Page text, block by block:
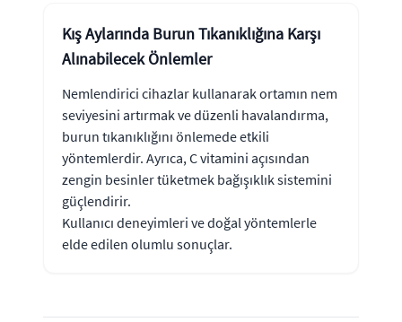
Kış Aylarında Burun Tıkanıklığına Karşı
Alınabilecek Önlemler
Nemlendirici cihazlar kullanarak ortamın nem
seviyesini artırmak ve düzenli havalandırma,
burun tıkanıklığını önlemede etkili
yöntemlerdir. Ayrıca, C vitamini açısından
zengin besinler tüketmek bağışıklık sistemini
güçlendirir.
Kullanıcı deneyimleri ve doğal yöntemlerle
elde edilen olumlu sonuçlar.